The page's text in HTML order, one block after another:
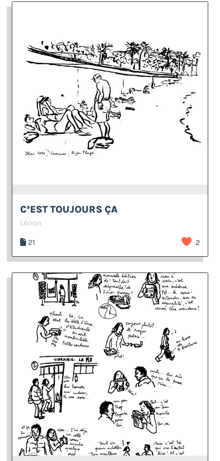
C’EST TOUJOURS ÇA
Lénon
21 2